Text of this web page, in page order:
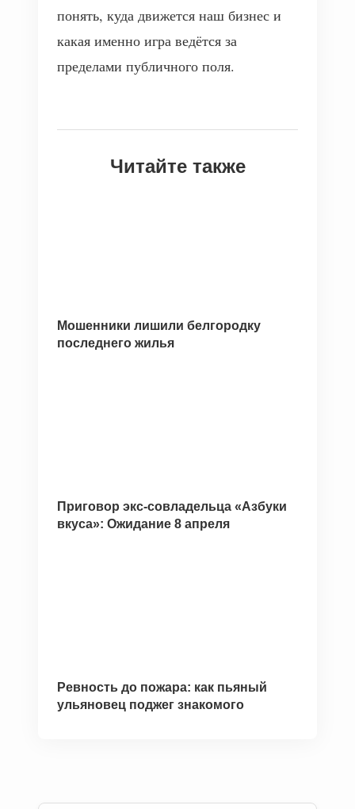
понять, куда движется наш бизнес и
какая именно игра ведётся за
пределами публичного поля.
Читайте также
Мошенники лишили белгородку
последнего жилья
Приговор экс-совладельца «Азбуки
вкуса»: Ожидание 8 апреля
Ревность до пожара: как пьяный
ульяновец поджег знакомого